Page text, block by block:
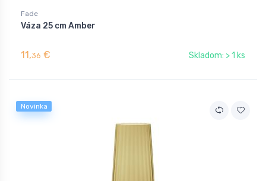
Fade
Váza 25 cm Amber
11,36 € Skladom: > 1 ks
Novinka